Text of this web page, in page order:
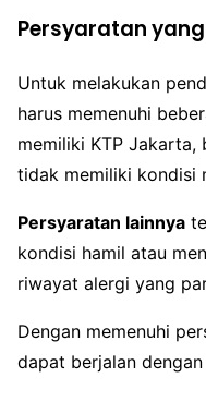
Persyaratan
Untuk melakukan
harus memenuhi
memiliki KTP Jakarta,
tidak memiliki kondisi
Persyaratan lainnya
kondisi hamil atau
riwayat alergi yang
Dengan memenuhi
dapat berjalan